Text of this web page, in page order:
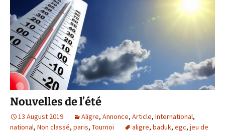
Nouvelles de l’été
13 August 2019 Aligre, Annonce, Article, International,
national, Non classé, paris, Tournoi aligre, baduk, egc, jeu de